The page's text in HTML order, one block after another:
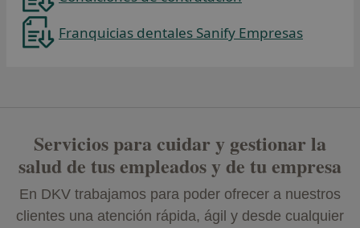
Franquicias dentales Sanify Empresas
Servicios para cuidar y gestionar la
salud de tus empleados y de tu empresa
En DKV trabajamos para poder ofrecer a nuestros
clientes una atención rápida, ágil y desde cualquier